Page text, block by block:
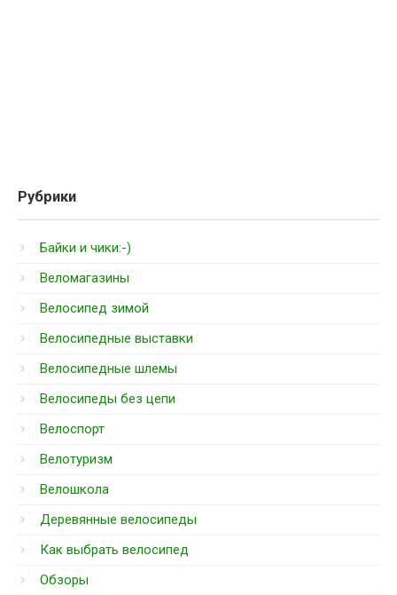
Рубрики
Байки и чики:-)
Веломагазины
Велосипед зимой
Велосипедные выставки
Велосипедные шлемы
Велосипеды без цепи
Велоспорт
Велотуризм
Велошкола
Деревянные велосипеды
Как выбрать велосипед
Обзоры